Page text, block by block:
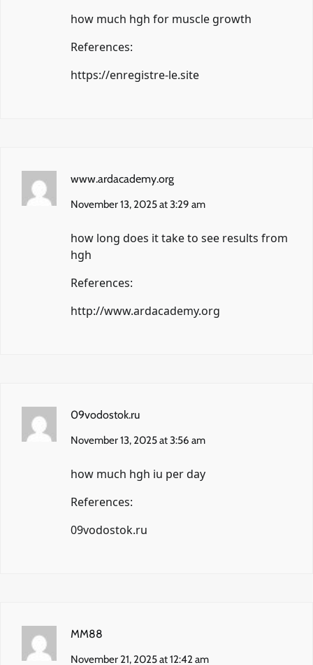
how much hgh for muscle growth
References:
https://enregistre-le.site
www.ardacademy.org
November 13, 2025 at 3:29 am
how long does it take to see results from
hgh
References:
http://www.ardacademy.org
09vodostok.ru
November 13, 2025 at 3:56 am
how much hgh iu per day
References:
09vodostok.ru
MM88
November 21, 2025 at 12:42 am